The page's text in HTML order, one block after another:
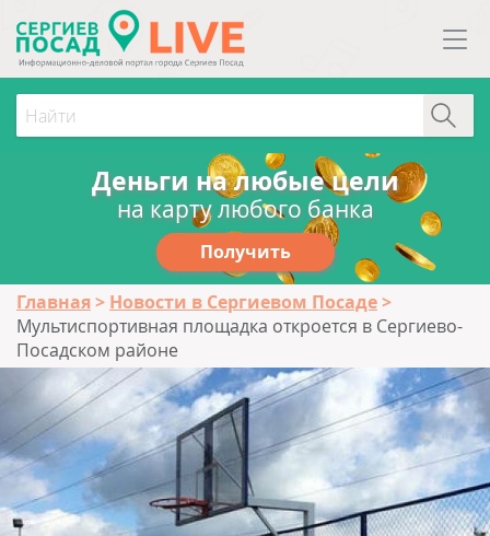
Деньги на любые цели
на карту любого банка
Получить
Главная
Новости в Сергиевом Посаде
Мультиспортивная площадка откроется в Сергиево-
Посадском районе